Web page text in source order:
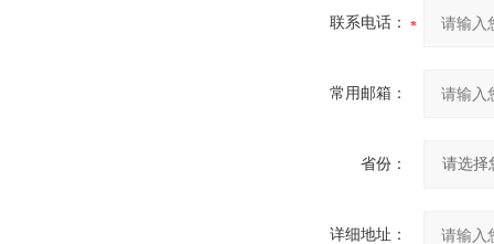
联系电话：
常用邮箱：
省份：
详细地址：